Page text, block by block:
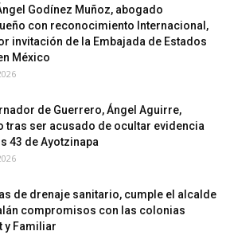
Godínez Muñoz, abogado
con reconocimiento Internacional,
invitación de la Embajada de Estados
México
de Guerrero, Ángel Aguirre,
tras ser acusado de ocultar evidencia
43 de Ayotzinapa
de drenaje sanitario, cumple el alcalde
compromisos con las colonias
y Familiar